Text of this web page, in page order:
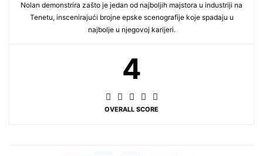
Nolan demonstrira zašto je jedan od najboljih majstora u industriji na
Tenetu, inscenirajući brojne epske scenografije koje spadaju u
najbolje u njegovoj karijeri.
4
OVERALL SCORE